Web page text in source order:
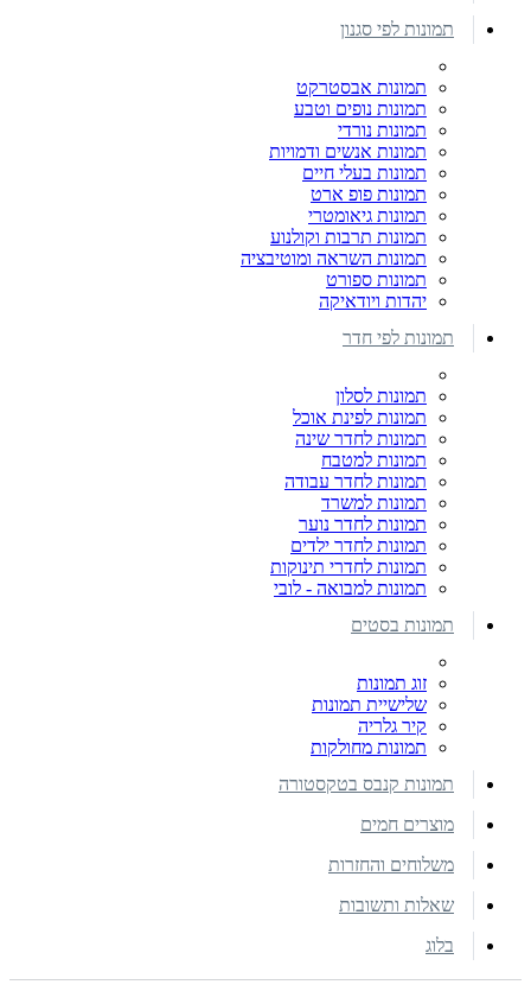
תמונות לפי סגנון
תמונות אבסטרקט
תמונות נופים וטבע
תמונות נורדי
תמונות אנשים ודמויות
תמונות בעלי חיים
תמונות פופ ארט
תמונות גיאומטרי
תמונות תרבות וקולנוע
תמונות השראה ומוטיבציה
תמונות ספורט
יהדות ויודאיקה
תמונות לפי חדר
תמונות לסלון
תמונות לפינת אוכל
תמונות לחדר שינה
תמונות למטבח
תמונות לחדר עבודה
תמונות למשרד
תמונות לחדר נוער
תמונות לחדר ילדים
תמונות לחדרי תינוקות
תמונות למבואה - לובי
תמונות בסטים
זוג תמונות
שלישיית תמונות
קיר גלריה
תמונות מחולקות
תמונות קנבס בטקסטורה
מוצרים חמים
משלוחים והחזרות
שאלות ותשובות
בלוג